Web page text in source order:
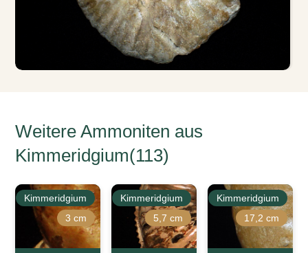
Weitere Ammoniten aus
Kimmeridgium(113)
Kimmeridgium
3 cm
Kimmeridgium
5,7 cm
Kimmeridgium
17,2 cm